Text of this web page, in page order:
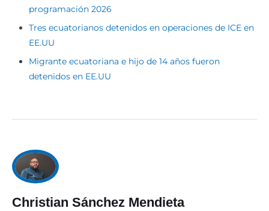
programación 2026
Tres ecuatorianos detenidos en operaciones de ICE en
EE.UU
Migrante ecuatoriana e hijo de 14 años fueron
detenidos en EE.UU
Christian Sánchez Mendieta